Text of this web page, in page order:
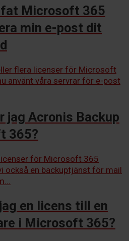
Microsoft 365
min e-post dit
flera licenser för Microsoft
använt våra servrar för e-post
jag Acronis Backup
365?
för Microsoft 365
också en backuptjänst för mail
en licens till en
i Microsoft 365?